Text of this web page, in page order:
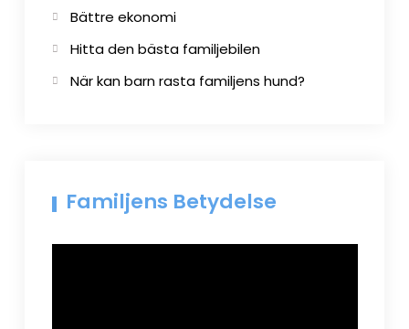
Bättre ekonomi
Hitta den bästa familjebilen
När kan barn rasta familjens hund?
Familjens Betydelse